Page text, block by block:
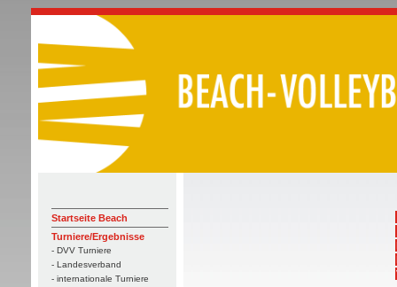
Startseite Beach
Turniere/Ergebnisse
- DVV Turniere
- Landesverband
- internationale Turniere